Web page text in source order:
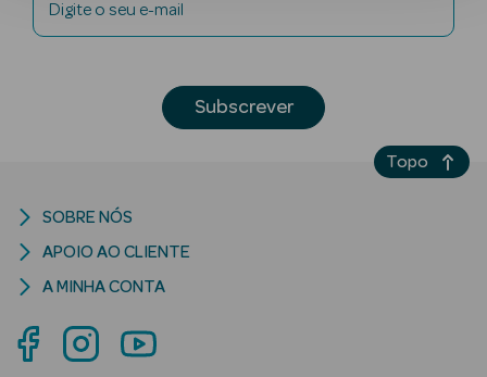
Ver Tudo
Lábios
Solares Bebé e
Criança
Digite o seu e-mail
Subscrever
SOBRE NÓS
APOIO AO CLIENTE
A MINHA CONTA
Topo